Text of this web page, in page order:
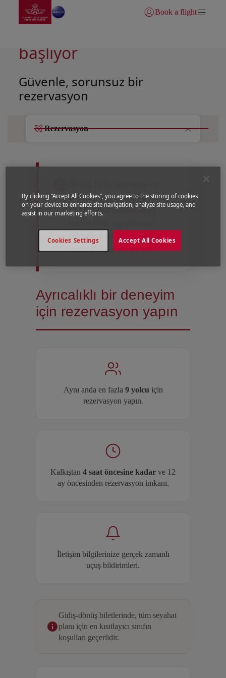
Skip to Main Content
Ana sayfaya gitGiriş yap | Katıl)
Book a flight
başlıyor
Güvenle, sorunsuz bir
rezervasyon
Rezervasyon
keşfetmek mi istiyorsunuz?
Çoklu şehir (multi-city)
birleştirin ve size özel bir
seyahat planı oluşturun.
Ayrıcalıklı bir deneyim
için rezervasyon yapın
Aynı anda en fazla 9 yolcu için
rezervasyon yapın.
Kalkıştan 4 saat öncesine kadar ve 12
ay öncesinden rezervasyon imkanı.
İletişim bilgilerinize gerçek zamanlı
uçuş bildirimleri.
Gidiş-dönüş biletlerinde, tüm seyahat
planı için en kısıtlayıcı sınıfın
koşulları geçerlidir.
By clicking “Accept All Cookies”, you agree to the storing of cookies
on your device to enhance site navigation, analyze site usage, and
assist in our marketing efforts.
Accept All Cookies
Cookies Settings